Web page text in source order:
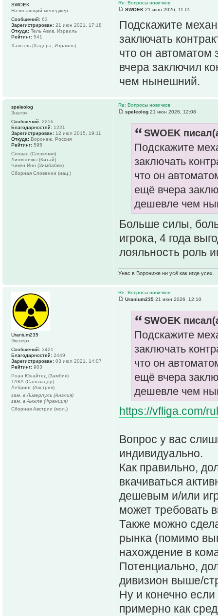
Re: Вопросы новичков
SWOEK 21 июн 2026, 11:05
Подскажите
заключать
что он автоматом
вчера заключил
чем нынешний.
SWOEK
Начинающий менеджер
Сообщений: 63
Зарегистрирован: 21 июн 2021, 17:18
Откуда: Тель Авив, Израиль
Рейтинг: 541
Хапоэль (Хадера, Израиль)
Re: Вопросы новичков
speleolog 21 июн 2026, 12:08
SWOEK
Подскажите
заключать
что он
ещё вчера
дешевле чем
Больше силы,
игрока, 4 года
лояльность роль
Унас в Ворониже ни усё как игде усех.
speleolog
Знаток
Сообщений: 2256
Благодарностей: 1221
Зарегистрирован: 12 июл 2015, 19:11
Откуда: Воронеж, Россия
Рейтинг: 595
Слован (Словения)
Линмэнчжэ (Китай)
Чикен Инн (Зимбабве)
Сборная Словении (нац.)
Re: Вопросы новичков
Uranium235 21 июн 2026, 12:10
SWOEK
Подскажите
заключать
что он
ещё вчера
дешевле чем
https://vfliga.com/
Вопрос у вас
индивидуально.
Как правильно,
вкачиваться
дешевым и/или
может требовать
Также можно
рынка (помимо
нахождение в
Потенциально,
дивизион выше/
Ну и конечно
примерно как
Uranium235
Эксперт
Сообщений: 3421
Благодарностей: 2449
Зарегистрирован: 03 июл 2021, 14:07
Рейтинг: 903
Роан Юнайтед (Замбия)
ТАКА (Сальвадор)
Лебринг (Австрия)
зам. в Ливерпуль (Англия)
зам. в Анжле (Франция)
Сборная Австрии (мол.)